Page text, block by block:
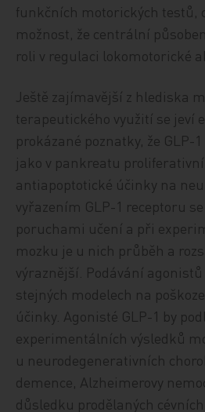
funkčních motorických testů,
možnost, že centrální
roli v regulaci lokomotorické
Ještě zajímavější z hlediska
terapeutického využití se jeví
prokázané poznatky, že GLP-
jako v pankreatu
antiapoptotické účinky na
vyřazením GLP-1 receptoru
poruchami učení a při
mozku je u nich průběh a
výraznější. Podávání agonistů
stejných modelech na
účinky. Agonisté GLP-1 by
experimentálních výsledků
u neurodegenerativních
demence, Alzheimerovy
důsledku prodělaných